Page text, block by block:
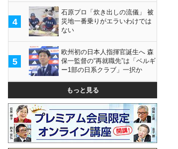
4
石原プロ「炊き出しの流儀」 被
災地一番乗りがエラいわけでは
ない
5
欧州初の日本人指揮官誕生へ 森
保一監督の“再就職先”は「ベルギ
ー1部の日系クラブ」一択か
もっと見る